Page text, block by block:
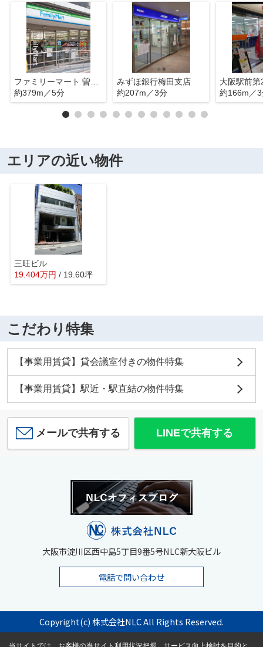
約379m／5分
みずほ銀行梅田支店
約207m／3分
約166m／
エリアの近い物件
三旺ビル
19.404万円 / 19.60坪
こだわり特集
【事業用賃貸】貸会議室付きの物件特集
【事業用賃貸】駅近・駅直結の物件特集
メールで共有する LINEで共有する
大阪市淀川区西中島5丁目9番5号NLC新大阪ビル
電話で問い合わせ
Copyright(c) 株式会社NLC All Rights Reserved.